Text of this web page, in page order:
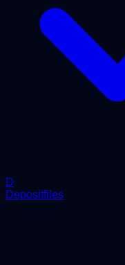
D
Depositfiles